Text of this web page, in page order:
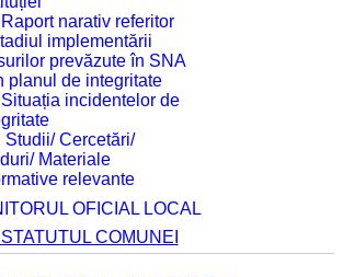
narativ referitor
implementării
prevăzute în SNA
planul de integritate
incidentelor de
Studii/ Cercetări/
Materiale
relevante
OFICIAL LOCAL
COMUNEI